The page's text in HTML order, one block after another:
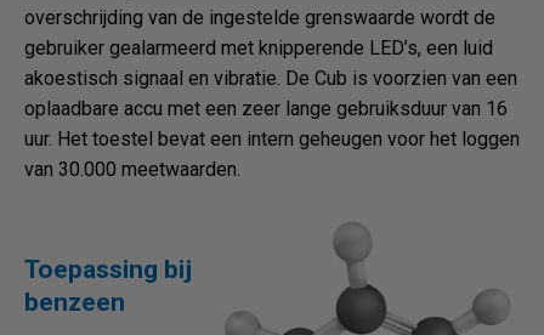
overschrijding van de ingestelde grenswaarde wordt de
gebruiker gealarmeerd met knipperende LED’s, een luid
akoestisch signaal en vibratie. De Cub is voorzien van een
oplaadbare accu met een zeer lange gebruiksduur van 16
uur. Het toestel bevat een intern geheugen voor het loggen
van 30.000 meetwaarden.
Toepassing bij
benzeen